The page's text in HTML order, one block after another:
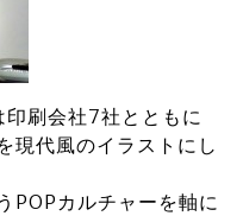
印刷会社7社とともに
現代風のイラストにし
POPカルチャーを軸に